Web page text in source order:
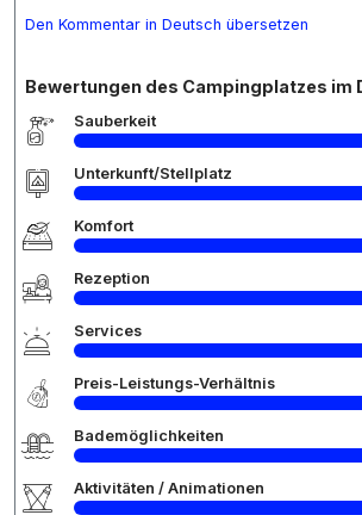
Den Kommentar in Deutsch übersetzen
Bewertungen des Campingplatzes im
Sauberkeit
Unterkunft/Stellplatz
Komfort
Rezeption
Services
Preis-Leistungs-Verhältnis
Bademöglichkeiten
Aktivitäten / Animationen